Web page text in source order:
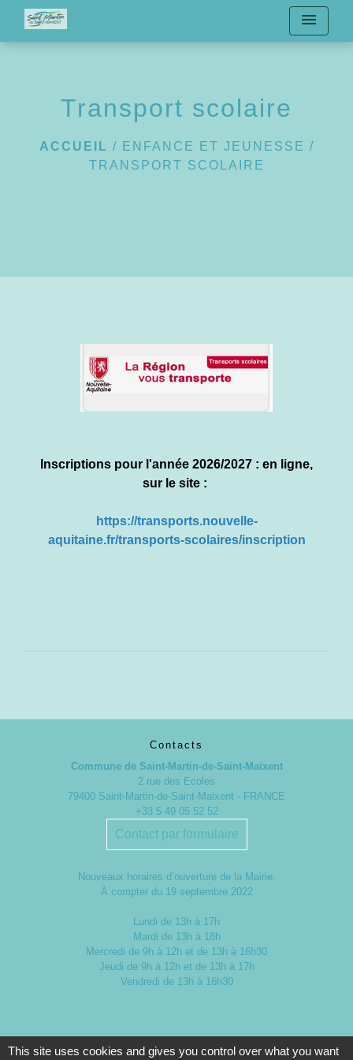
menu
Transport scolaire
ACCUEIL / ENFANCE ET JEUNESSE /
TRANSPORT SCOLAIRE
Inscriptions pour l'année 2026/2027 : en ligne,
sur le site :
https://transports.nouvelle-
aquitaine.fr/transports-scolaires/inscription
Contacts
Commune de Saint-Martin-de-Saint-Maixent
2 rue des Ecoles
79400 Saint-Martin-de-Saint-Maixent - FRANCE
+33 5 49 05 52 52
Contact par formulaire
Nouveaux horaires d’ouverture de la Mairie.
À compter du 19 septembre 2022
Lundi de 13h à 17h
Mardi de 13h à 18h
Mercredi de 9h à 12h et de 13h à 16h30
Jeudi de 9h à 12h et de 13h à 17h
Vendredi de 13h à 16h30
This site uses cookies and gives you control over what you want